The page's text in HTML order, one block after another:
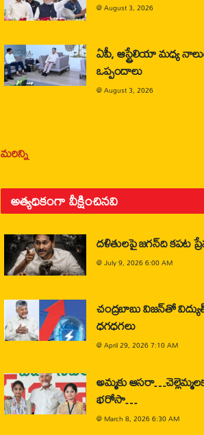
@August 3, 2026
ఏపీ, ఆస్ట్రేలియా మధ్య
ఒప్పందాలు
@August 3, 2026
మరిన్ని
అత్యధికంగా వీక్షించినవి
దళితులపై జగన్‌ది కపట
@July 9, 2026 6:00 AM
చంద్రబాబు విజన్‌తో
ధగధగలు
@April 29, 2026 7:10 AM
అమ్మకు
భరోసా…
@ March 8, 2026 6:30 AM